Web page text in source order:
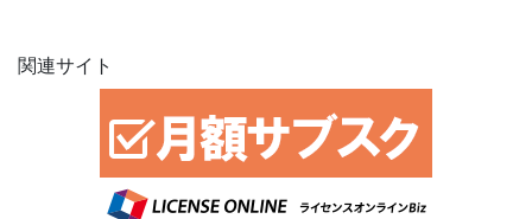
関連サイト